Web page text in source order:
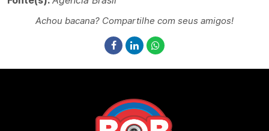
Achou bacana? Compartilhe com seus amigos!